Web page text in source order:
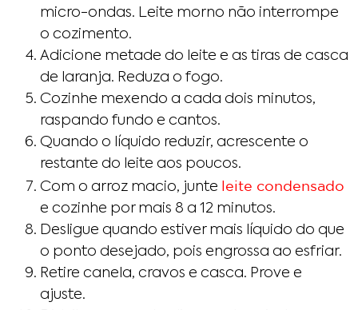
micro-ondas. Leite morno não interrompe
o cozimento.
Adicione metade do leite e as tiras de casca
de laranja. Reduza o fogo.
Cozinhe mexendo a cada dois minutos,
raspando fundo e cantos.
Quando o líquido reduzir, acrescente o
restante do leite aos poucos.
Com o arroz macio, junte leite condensado
e cozinhe por mais 8 a 12 minutos.
Desligue quando estiver mais líquido do que
o ponto desejado, pois engrossa ao esfriar.
Retire canela, cravos e casca. Prove e
ajuste.